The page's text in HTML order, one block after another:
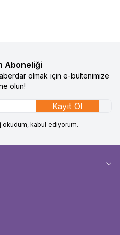
Aboneliği
olmak için e-bültenimize
olun!
Kayıt Ol
okudum, kabul ediyorum.